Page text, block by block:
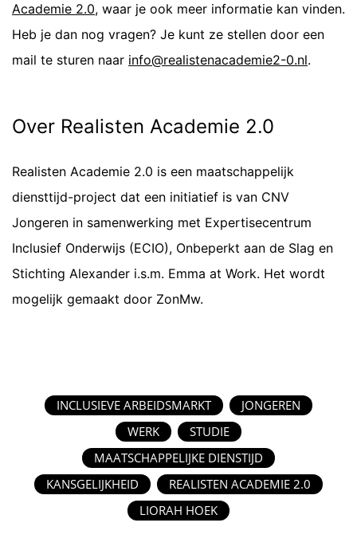
Academie 2.0, waar je ook meer informatie kan vinden.
Heb je dan nog vragen? Je kunt ze stellen door een
mail te sturen naar info@realistenacademie2-0.nl.
Over Realisten Academie 2.0
Realisten Academie 2.0 is een maatschappelijk
diensttijd-project dat een initiatief is van CNV
Jongeren in samenwerking met Expertisecentrum
Inclusief Onderwijs (ECIO), Onbeperkt aan de Slag en
Stichting Alexander i.s.m. Emma at Work. Het wordt
mogelijk gemaakt door ZonMw.
INCLUSIEVE ARBEIDSMARKT
JONGEREN
WERK
STUDIE
MAATSCHAPPELIJKE DIENSTIJD
KANSGELIJKHEID
REALISTEN ACADEMIE 2.0
LIORAH HOEK